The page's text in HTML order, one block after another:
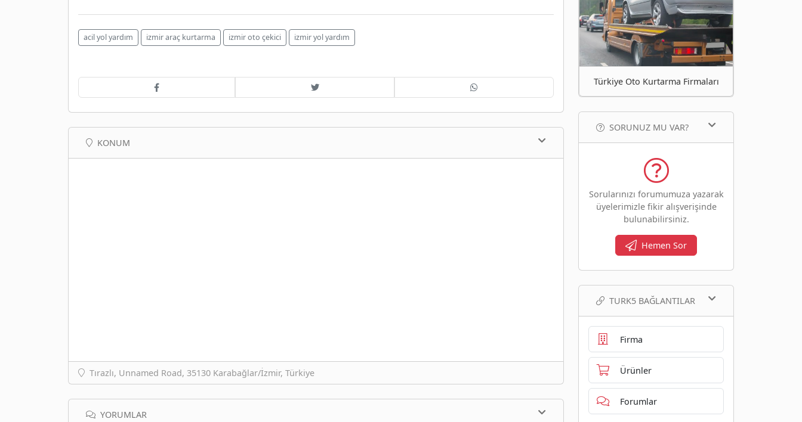
acil yol yardım izmir araç kurtarma izmir oto çekici izmir yol yardım
KONUM
Tırazlı, Unnamed Road, 35130 Karabağlar/İzmir, Türkiye
YORUMLAR
Türkiye Oto Kurtarma Firmaları
SORUNUZ MU VAR?
Sorularınızı forumumuza yazarak
üyelerimizle fikir alışverişinde
bulunabilirsiniz.
Hemen Sor
TURK5 BAĞLANTILAR
Firma
Ürünler
Forumlar